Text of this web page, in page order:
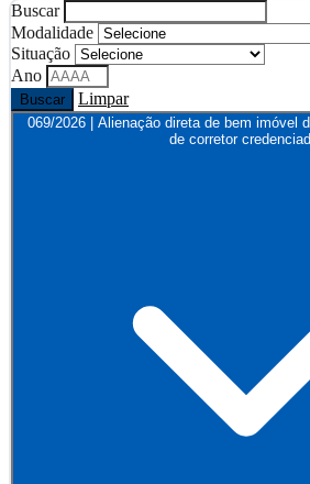
Buscar
Modalidade
Situação
Ano
Buscar Limpar
069/2026 | Alienação direta de bem imóvel
de corretor